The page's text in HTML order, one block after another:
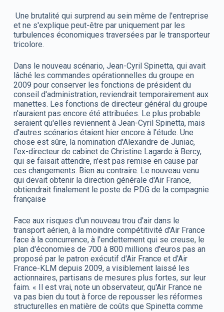
Une brutalité qui surprend au sein même de l'entreprise
et ne s'explique peut-être par uniquement par les
turbulences économiques traversées par le transporteur
tricolore.
Dans le nouveau scénario, Jean-Cyril Spinetta, qui avait
lâché les commandes opérationnelles du groupe en
2009 pour conserver les fonctions de président du
conseil d'administration, reviendrait temporairement aux
manettes. Les fonctions de directeur général du groupe
n'auraient pas encore été attribuées. Le plus probable
seraient qu'elles reviennent à Jean-Cyril Spinetta, mais
d'autres scénarios étaient hier encore à l'étude. Une
chose est sûre, la nomination d'Alexandre de Juniac,
l'ex-directeur de cabinet de Christine Lagarde à Bercy,
qui se faisait attendre, n'est pas remise en cause par
ces changements. Bien au contraire. Le nouveau venu
qui devait obtenir la direction générale d'Air France,
obtiendrait finalement le poste de PDG de la compagnie
française
Face aux risques d'un nouveau trou d'air dans le
transport aérien, à la moindre compétitivité d'Air France
face à la concurrence, à l'endettement qui se creuse, le
plan d'économies de 700 à 800 millions d'euros pas an
proposé par le patron exécutif d'Air France et d'Air
France-KLM depuis 2009, a visiblement laissé les
actionnaires, partisans de mesures plus fortes, sur leur
faim. « Il est vrai, note un observateur, qu'Air France ne
va pas bien du tout à force de repousser les réformes
structurelles en matière de coûts que Spinetta comme